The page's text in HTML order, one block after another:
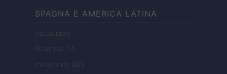
SPAGNA E AMERICA LATINA
Actualidad
Finanzas 24
Investindo 365